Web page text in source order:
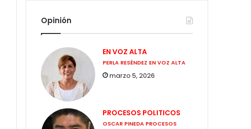
Opinión
EN VOZ ALTA
PERLA RESÉNDEZ EN VOZ ALTA
marzo 5, 2026
PROCESOS POLITICOS
OSCAR PINEDA PROCESOS